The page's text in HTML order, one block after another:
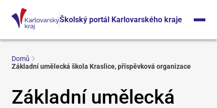
Školský portál Karlovarského kraje
Domů
Základní umělecká škola Kraslice, příspěvková organizace
Základní umělecká